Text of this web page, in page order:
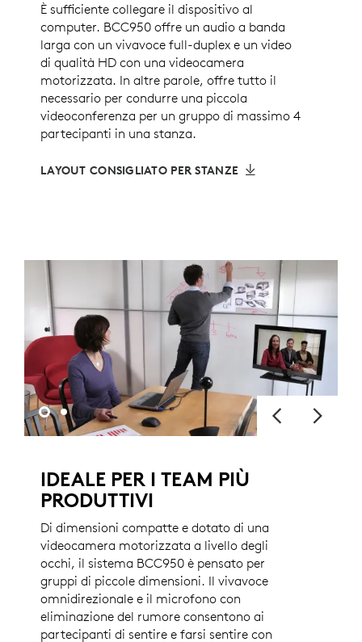
È sufficiente collegare il dispositivo al
computer. BCC950 offre un audio a banda
larga con un vivavoce full-duplex e un video
di qualità HD con una videocamera
motorizzata. In altre parole, offre tutto il
necessario per condurre una piccola
videoconferenza per un gruppo di massimo 4
partecipanti in una stanza.
LAYOUT CONSIGLIATO PER STANZE
IDEALE PER I TEAM PIÙ
PRODUTTIVI
Di dimensioni compatte e dotato di una
videocamera motorizzata a livello degli
occhi, il sistema BCC950 è pensato per
gruppi di piccole dimensioni. Il vivavoce
omnidirezionale e il microfono con
eliminazione del rumore consentono ai
partecipanti di sentire e farsi sentire con